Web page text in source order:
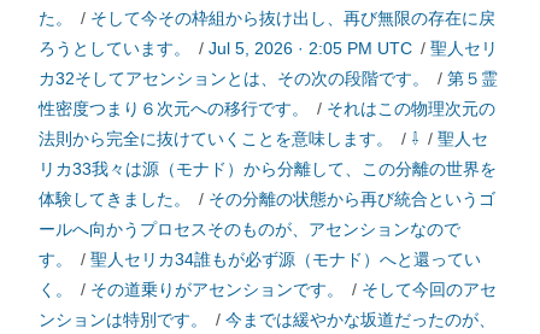
た。
/ そして今その枠組から抜け出し、再び無限の存在に戻
ろうとしています。
/ Jul 5, 2026 · 2:05 PM UTC / 聖人セリ
カ32そしてアセンションとは、その次の段階です。
/ 第５霊
性密度つまり６次元への移行です。
/ それはこの物理次元の
法則から完全に抜けていくことを意味します。
/ ⇩ / 聖人セ
リカ33我々は源（モナド）から分離して、この分離の世界を
体験してきました。
/ その分離の状態から再び統合というゴ
ールへ向かうプロセスそのものが、アセンションなので
す。
/ 聖人セリカ34誰もが必ず源（モナド）へと還ってい
く。
/ その道乗りがアセンションです。 / そして今回のアセ
ンションは特別です。
/ 今までは緩やかな坂道だったのが、